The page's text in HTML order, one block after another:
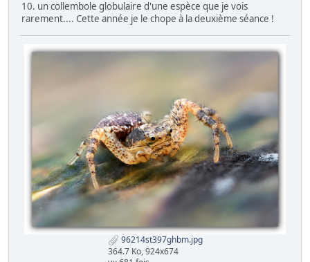
10. un collembole globulaire d'une espèce que je vois
rarement.... Cette année je le chope à la deuxième séance !
96214st397ghbm.jpg
364.7 Ko, 924x674